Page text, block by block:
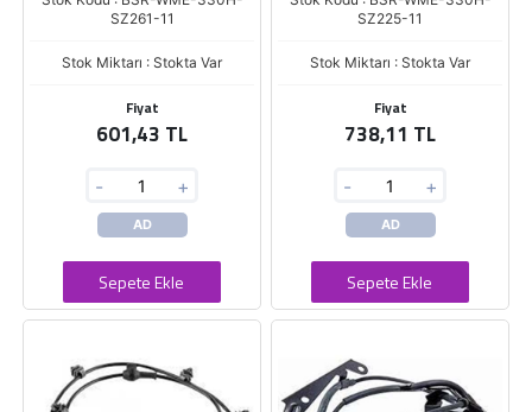
SZ261-11
Stok Miktarı : Stokta Var
Fiyat
601,43 TL
- +
AD
Sepete Ekle
SZ225-11
Stok Miktarı : Stokta Var
Fiyat
738,11 TL
- +
AD
Sepete Ekle